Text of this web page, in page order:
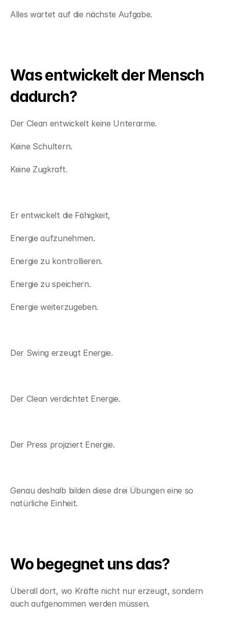
Alles wartet auf die nächste Aufgabe.
Was entwickelt der Mensch
dadurch?
Der Clean entwickelt keine Unterarme.
Keine Schultern.
Keine Zugkraft.
Er entwickelt die Fähigkeit,
Energie aufzunehmen.
Energie zu kontrollieren.
Energie zu speichern.
Energie weiterzugeben.
Der Swing erzeugt Energie.
Der Clean verdichtet Energie.
Der Press projiziert Energie.
Genau deshalb bilden diese drei Übungen eine so
natürliche Einheit.
Wo begegnet uns das?
Überall dort, wo Kräfte nicht nur erzeugt, sondern
auch aufgenommen werden müssen.